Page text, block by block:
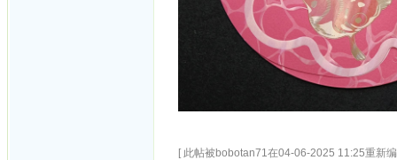
[ 此帖被bobotan71在04-06-2025 11:25重新